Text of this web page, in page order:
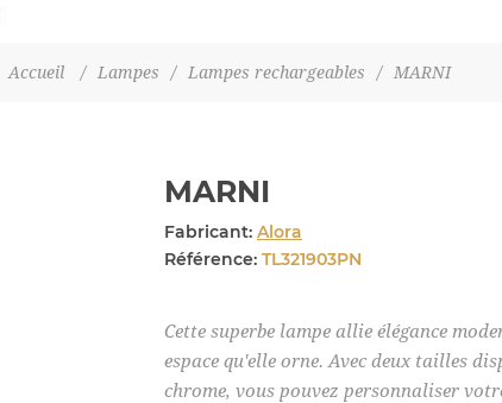
Accueil / Lampes / Lampes rechargeables / MARNI
MARNI
Fabricant: Alora
Référence: TL321903PN
Cette superbe lampe allie élégance
espace qu'elle orne. Avec deux tailles
chrome, vous pouvez personnaliser